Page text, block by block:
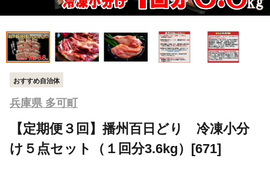
おすすめ自治体
兵庫県 多可町
【定期便３回】播州百日どり 冷凍小分
け５点セット（１回分3.6kg）[671]